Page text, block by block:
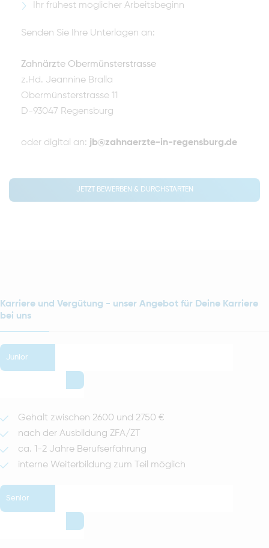
Ihr frühest möglicher Arbeitsbeginn
Senden Sie Ihre Unterlagen an:
Zahnärzte Obermünsterstrasse
z.Hd. Jeannine Bralla
Obermünsterstrasse 11
D-93047 Regensburg
oder digital an: jb@zahnaerzte-in-regensburg.de
JETZT BEWERBEN & DURCHSTARTEN
Karriere und Vergütung - unser Angebot für Deine Karriere
bei uns
Junior
Gehalt zwischen 2600 und 2750 €
nach der Ausbildung ZFA/ZT
ca. 1-2 Jahre Berufserfahrung
interne Weiterbildung zum Teil möglich
Senior